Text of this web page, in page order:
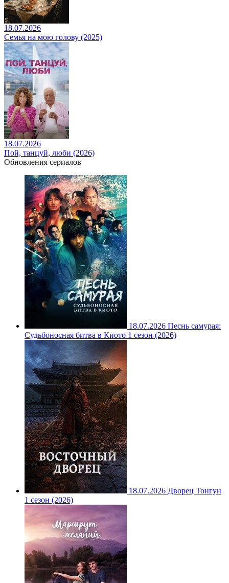
18.07.2026
Семья на мою голову (2025)
18.07.2026
Пой, танцуй, люби (2026)
Обновления сериалов
18.07.2026 Песнь самурая:
Судьбоносная битва в Киото 1 сезон (2026)
18.07.2026 Дворец Тонгун
1 сезон (2026)